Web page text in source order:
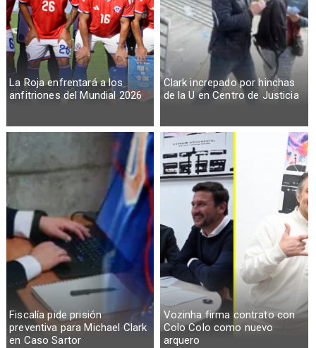
La Roja enfrentará a los
anfitriones del Mundial 2026
Clark increpado por hinchas
de la U en Centro de Justicia
Fiscalía pide prisión
preventiva para Michael Clark
en Caso Sartor
Vozinha firma contrato con
Colo Colo como nuevo
arquero